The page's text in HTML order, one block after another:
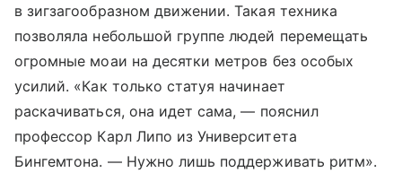
в зигзагообразном движении. Такая техника
позволяла небольшой группе людей перемещать
огромные моаи на десятки метров без особых
усилий. «Как только статуя начинает
раскачиваться, она идет сама, — пояснил
профессор Карл Липо из Университета
Бингемтона. — Нужно лишь поддерживать ритм».